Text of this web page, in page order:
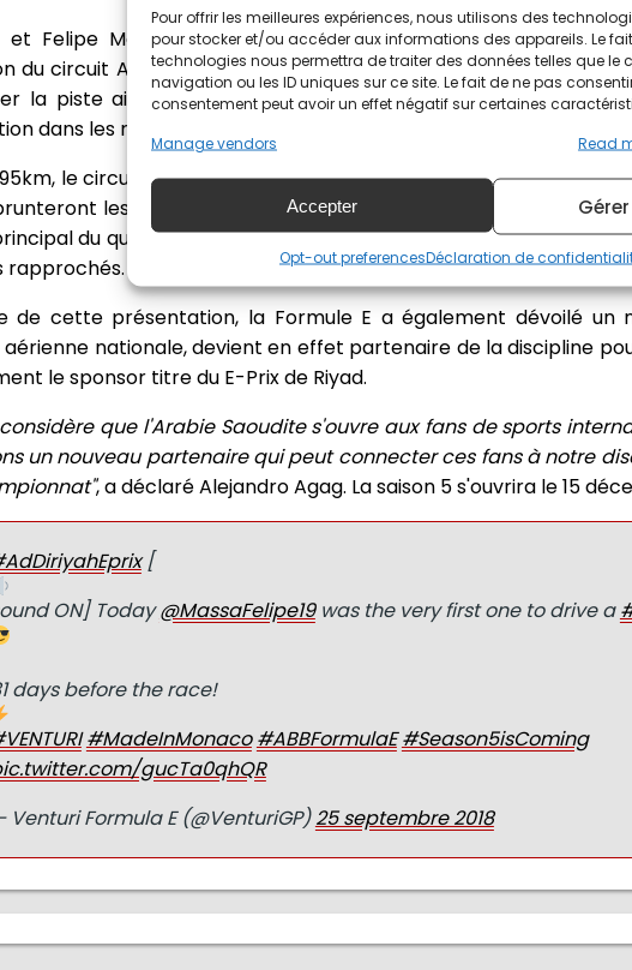
Pour offrir les meilleures expériences, nous utilisons des
pour stocker et/ou accéder aux informations des appareils. Le
technologies nous permettra de traiter des données telles que le
navigation ou les ID uniques sur ce site. Le fait de ne pas
consentement peut avoir un effet négatif sur certaines
Manage vendors
Read
Accepter
Opt-out preferencesDéclaration de
et Felipe Massa, respectivement directrice et pilote de
du circuit Ad Diriyah aux côtés d'André Lotterer. L'événement
la piste ainsi qu'un nouveau partenariat. Massa a
dans les rues de la ville.
le circuit se situe dans la banlieue de la capitale
les 21 virages qui composent le tracé de Riyad. La
du quartier. Le tracé n'offrira que peu de répit aux
rapprochés.
de cette présentation, la Formule E a également dévoilé un
nationale, devient en effet partenaire de la discipline
le sponsor titre du E-Prix de Riyad.
que l'Arabie Saoudite s'ouvre aux fans de sports
un nouveau partenaire qui peut connecter ces fans à notre
, a déclaré Alejandro Agag. La saison 5 s'ouvrira le 15
[
ON] Today@MassaFelipe19was the very first one to drive a
days before the race!
#MadeInMonaco #ABBFormulaE #Season5isComing
gucTa0qhQR
Venturi Formula E (@VenturiGP)25 septembre 2018